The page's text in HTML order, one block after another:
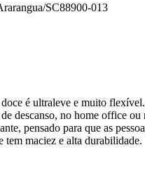
SC88900-013
é ultraleve e muito
descanso, no home office
pensado para que as
maciez e alta durabilidade.